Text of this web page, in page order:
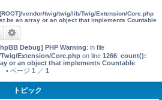
[ROOT]/vendor/twig/twig/lib/Twig/Extension/Core.php
be an array or an object that implements Countable
Debug] PHP Warning: in file
Extension/Core.phpon line 1266: count():
or an object that implements Countable
• ページ 1 ／ 1
トピック